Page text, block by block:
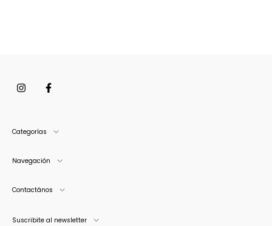
Categorías
Navegación
Contactános
Suscribite al newsletter